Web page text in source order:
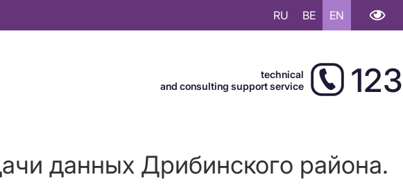
RU BE EN
technical
and consulting support service
123
данных Дрибинского района.